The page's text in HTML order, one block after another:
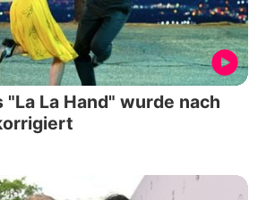
"La La Hand" wurde nach